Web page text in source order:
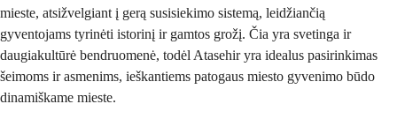
mieste, atsižvelgiant į gerą susisiekimo sistemą, leidžiančią
gyventojams tyrinėti istorinį ir gamtos grožį. Čia yra svetinga ir
daugiakultūrė bendruomenė, todėl Atasehir yra idealus pasirinkimas
šeimoms ir asmenims, ieškantiems patogaus miesto gyvenimo būdo
dinamiškame mieste.